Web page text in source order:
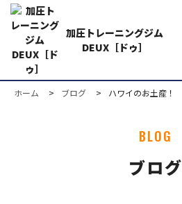
加圧トレーニングジム
DEUX［ドゥ］
ホーム ブログ ハワイのお土産！
BLOG
ブログ